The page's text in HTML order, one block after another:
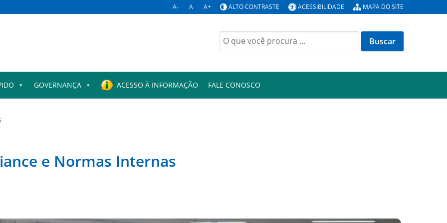
A- A A+ ALTO CONTRASTE ACESSIBILIDADE MAPA DO SITE
Buscar
por:
GOVERNANÇA ACESSO À INFORMAÇÃO FALE CONOSCO
e Normas Internas